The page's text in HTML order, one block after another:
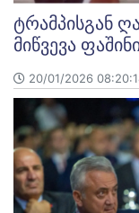
ტრამპისგან
მიწვევა
20/01/2026